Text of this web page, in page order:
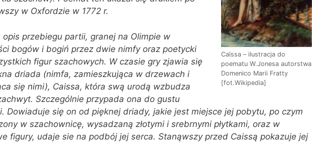
Caïssa – ilustracja do
poematu W.Jonesa autorstwa
Domenico Marii Fratty
[fot.Wikipedia]
w Oxfordzie w 1772 r.
opis przebiegu partii, granej na Olimpie w
bogów i bogiń przez dwie nimfy oraz poetycki
figur szachowych. W czasie gry zjawia się
driada (nimfa, zamieszkująca w drzewach i
się nimi), Caissa, która swą urodą wzbudza
Szczególnie przypada ona do gustu
Dowiaduje się on od pięknej driady, jakie jest miejsce jej pobytu, po czym
w szachownicę, wysadzaną złotymi i srebrnymi płytkami, oraz w
figury, udaje sie na podbój jej serca. Stanąwszy przed Caissą pokazuje jej